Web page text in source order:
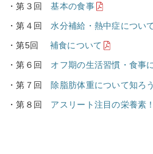
・第３回基本の食事
・第４回水分補給・熱中症につい
・第5回 補食について
・第６回 オフ期の生活習慣・食
・第７回除脂肪体重について知ろう
・第８回 アスリート注目の栄養素